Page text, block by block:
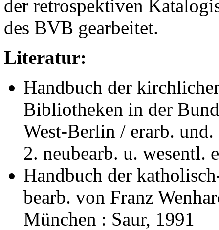
der retrospektiven
des BVB gearbeitet.
Literatur:
Handbuch der
Bibliotheken in der
West-Berlin / erarb.
2. neubearb. u. wesentl.
Handbuch der
bearb. von Franz
München : Saur, 1991